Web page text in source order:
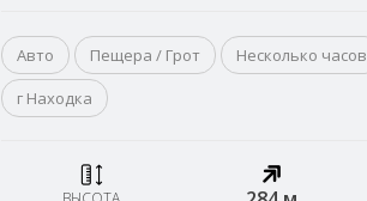
Авто Пещера / Грот Несколько часов
г Находка